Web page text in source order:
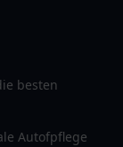
besten
Autofpflege